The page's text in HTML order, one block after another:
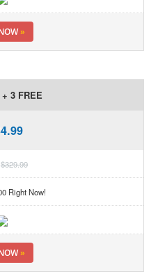
»
3 FREE
$329.99
Right Now!
»